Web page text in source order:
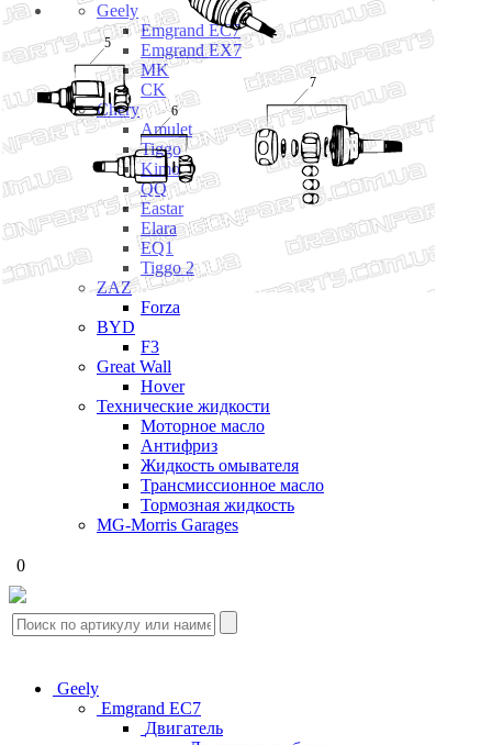
Geely
Emgrand EC7
Emgrand EX7
MK
CK
Chery
Amulet
Tiggo
Kimo
QQ
Eastar
Elara
EQ1
Tiggo 2
ZAZ
Forza
BYD
F3
Great Wall
Hover
Технические жидкости
Моторное масло
Антифриз
Жидкость омывателя
Трансмиссионное масло
Тормозная жидкость
MG-Morris Garages
0
Geely
Emgrand EC7
Двигатель
5
6
7